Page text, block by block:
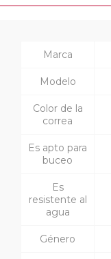
Marca
Modelo
Color de la
correa
Es apto para
buceo
Es
resistente al
agua
Género